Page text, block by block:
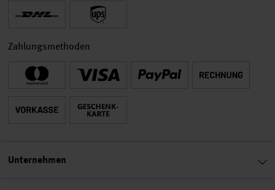
Zahlungsmethoden
Unternehmen